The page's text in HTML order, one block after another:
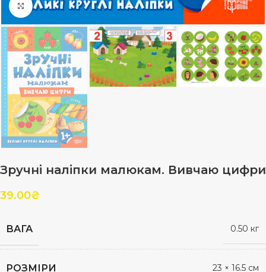
Клацніть, щоб збільшити
Зручні наліпки малюкам. Вивчаю цифри
39.00₴
ВАГА 0.50 кг
РОЗМІРИ 23 × 16.5 см